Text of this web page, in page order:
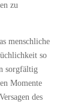
zu
menschliche
so
sorgfältig
Momente
des